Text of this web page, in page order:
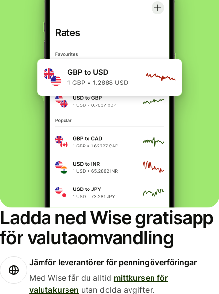
Ladda ned Wise gratisapp
för valutaomvandling
Jämför leverantörer för penningöverföringar
Med Wise får du alltid mittkursen för
valutakursen utan dolda avgifter.